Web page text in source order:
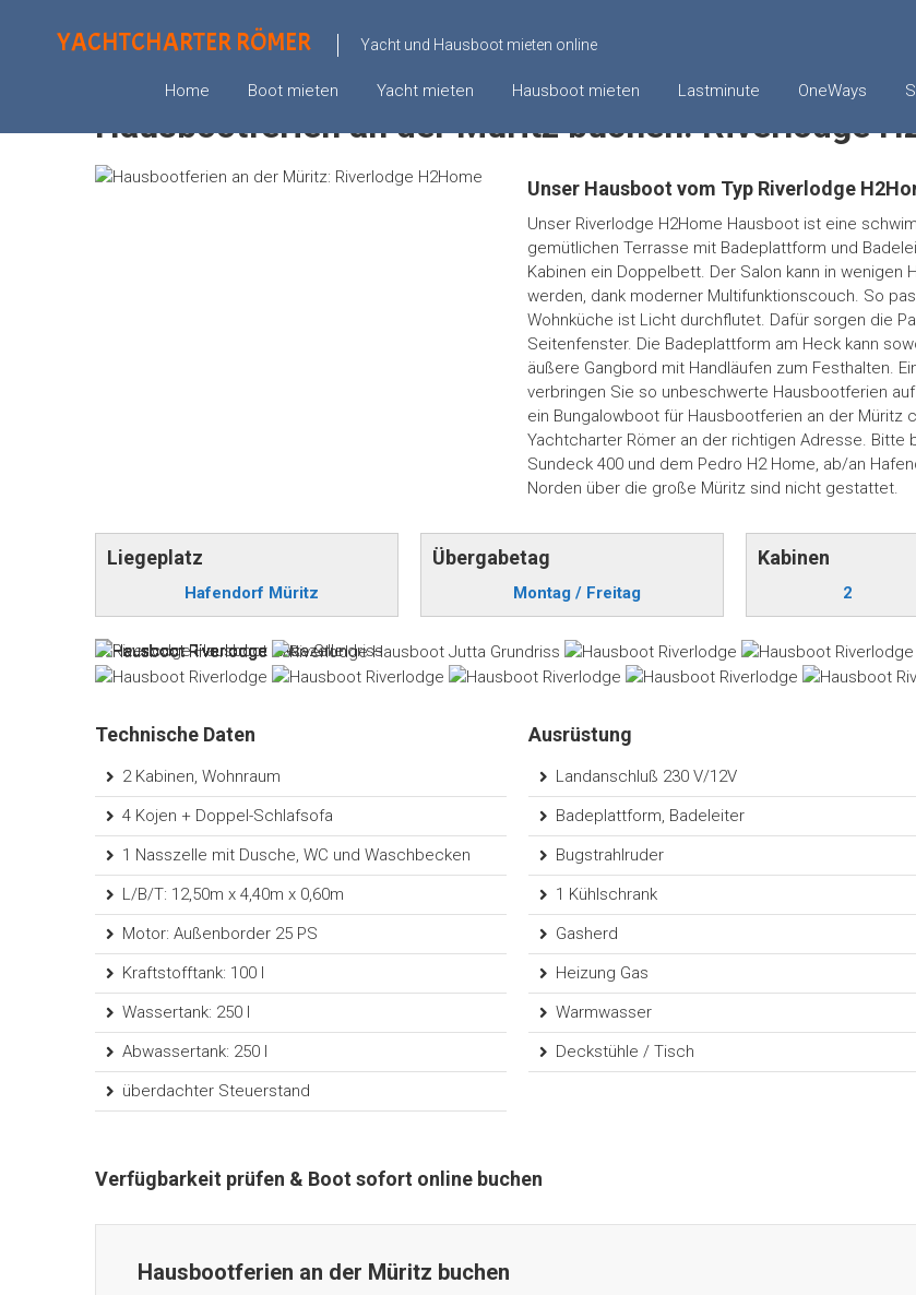
YACHTCHARTER RÖMER Yacht und Hausboot mieten online
Home Boot mieten Yacht mieten Hausboot mieten Lastminute OneWays
Startseite » Hausboot mieten – führerscheinfrei » Hausbootferien an der Müritz buchen: Riverlodge H2Home
Hausbootferien an der Müritz buchen: Riverlodge
Unser Hausboot vom Typ Riverlodge
Unser Riverlodge H2Home Hausboot ist eine
gemütlichen Terrasse mit Badeplattform und
Kabinen ein Doppelbett. Der Salon kann in
werden, dank moderner Multifunktionscouch. So
Wohnküche ist Licht durchflutet. Dafür sorgen die
Seitenfenster. Die Badeplattform am Heck kann
äußere Gangbord mit Handläufen zum Festhalten.
verbringen Sie so unbeschwerte Hausbootferien
ein Bungalowboot für Hausbootferien an der Müritz
Yachtcharter Römer an der richtigen Adresse.
Sundeck 400 und dem Pedro H2 Home, ab/an
Norden über die große Müritz sind nicht gestattet.
Liegeplatz
Hafendorf Müritz
Übergabetag
Montag / Freitag
Kabinen
2
Technische Daten
2 Kabinen, Wohnraum
4 Kojen + Doppel-Schlafsofa
1 Nasszelle mit Dusche, WC und Waschbecken
L/B/T: 12,50m x 4,40m x 0,60m
Motor: Außenborder 25 PS
Kraftstofftank: 100 l
Wassertank: 250 l
Abwassertank: 250 l
überdachter Steuerstand
Ausrüstung
Landanschluß 230 V/12V
Badeplattform, Badeleiter
Bugstrahlruder
1 Kühlschrank
Gasherd
Heizung Gas
Warmwasser
Deckstühle / Tisch
Verfügbarkeit prüfen & Boot sofort online buchen
Hausbootferien an der Müritz buchen